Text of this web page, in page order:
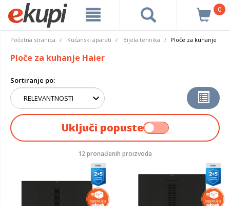
0
Početna stranica Kućanski aparati Bijela tehnika Ploče za kuhanje
Ploče za kuhanje Haier
Sortiranje po:
Uključi popuste
12 pronađenih proizvoda